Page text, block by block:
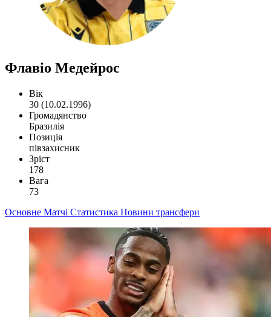
Флавіо Медейрос
Вік
30 (10.02.1996)
Громадянство
Бразилія
Позиція
півзахисник
Зріст
178
Вага
73
Основне Матчі Статистика Новини трансфери